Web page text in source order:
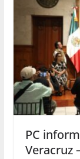
PC
Veracruz